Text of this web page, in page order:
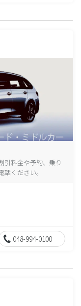
引料金や予約、乗り
ください。
048-994-0100